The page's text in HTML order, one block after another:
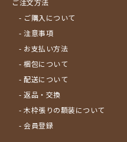
ご注文方法
- ご購入について
- 注意事項
- お支払い方法
- 梱包について
- 配送について
- 返品・交換
- 木枠張りの額装について
- 会員登録